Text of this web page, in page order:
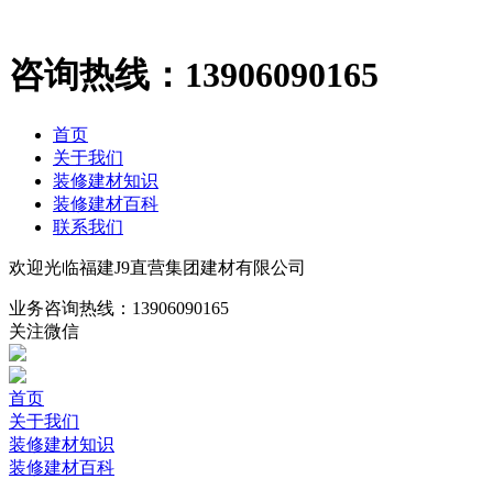
咨询热线： 13906090165
首页
关于我们
装修建材知识
装修建材百科
联系我们
欢迎光临福建J9直营集团建材有限公司
业务咨询热线： 13906090165
关注微信
首页
关于我们
装修建材知识
装修建材百科